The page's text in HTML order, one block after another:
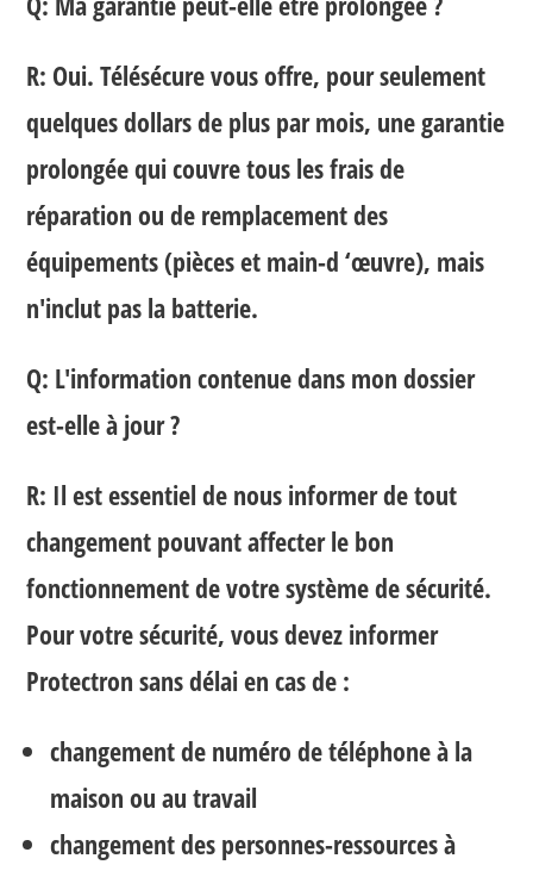
R: Oui. Télésécure vous offre, pour seulement
quelques dollars de plus par mois, une garantie
prolongée qui couvre tous les frais de
réparation ou de remplacement des
équipements (pièces et main-d ‘œuvre), mais
n'inclut pas la batterie.
Q: L'information contenue dans mon dossier
est-elle à jour ?
R: Il est essentiel de nous informer de tout
changement pouvant affecter le bon
fonctionnement de votre système de sécurité.
Pour votre sécurité, vous devez informer
Protectron sans délai en cas de :
changement de numéro de téléphone à la
maison ou au travail
changement des personnes-ressources à